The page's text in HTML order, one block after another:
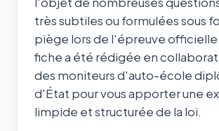
très subtiles ou formulées sous
piège lors de l'épreuve
fiche a été rédigée en
des moniteurs d'auto-école
d'État pour vous apporter une
limpide et structurée de la loi.